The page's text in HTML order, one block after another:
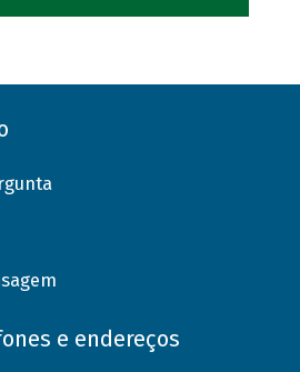
e endereços